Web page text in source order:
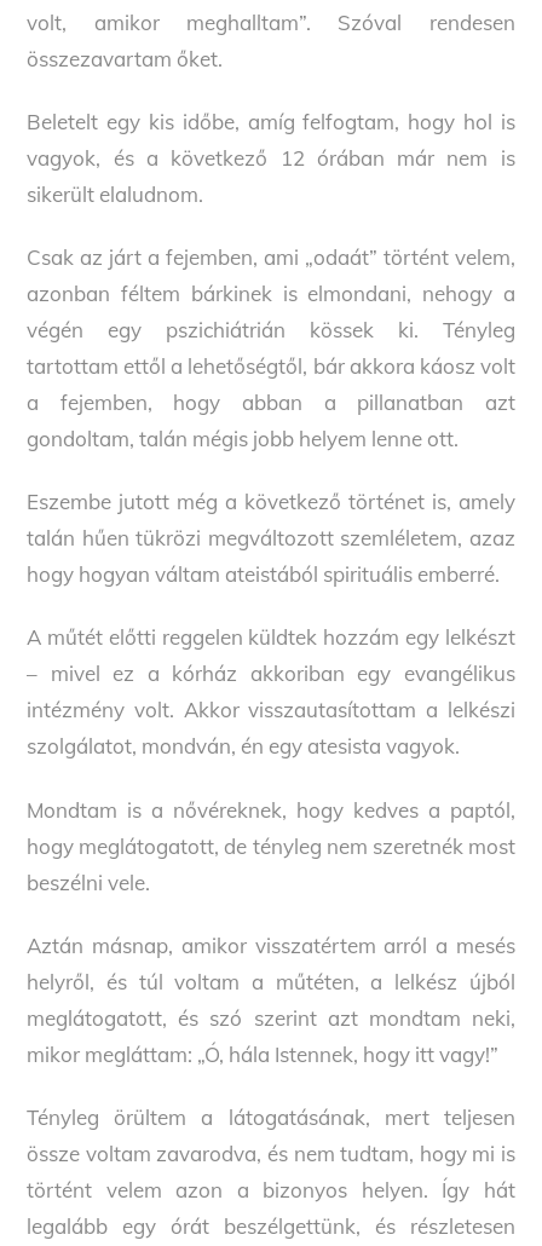
volt, amikor meghalltam”. Szóval rendesen
összezavartam őket.
Beletelt egy kis időbe, amíg felfogtam, hogy hol is
vagyok, és a következő 12 órában már nem is
sikerült elaludnom.
Csak az járt a fejemben, ami „odaát” történt velem,
azonban féltem bárkinek is elmondani, nehogy a
végén egy pszichiátrián kössek ki. Tényleg
tartottam ettől a lehetőségtől, bár akkora káosz volt
a fejemben, hogy abban a pillanatban azt
gondoltam, talán mégis jobb helyem lenne ott.
Eszembe jutott még a következő történet is, amely
talán hűen tükrözi megváltozott szemléletem, azaz
hogy hogyan váltam ateistából spirituális emberré.
A műtét előtti reggelen küldtek hozzám egy lelkészt
– mivel ez a kórház akkoriban egy evangélikus
intézmény volt. Akkor visszautasítottam a lelkészi
szolgálatot, mondván, én egy atesista vagyok.
Mondtam is a nővéreknek, hogy kedves a paptól,
hogy meglátogatott, de tényleg nem szeretnék most
beszélni vele.
Aztán másnap, amikor visszatértem arról a mesés
helyről, és túl voltam a műtéten, a lelkész újból
meglátogatott, és szó szerint azt mondtam neki,
mikor megláttam: „Ó, hála Istennek, hogy itt vagy!”
Tényleg örültem a látogatásának, mert teljesen
össze voltam zavarodva, és nem tudtam, hogy mi is
történt velem azon a bizonyos helyen. Így hát
legalább egy órát beszélgettünk, és részletesen